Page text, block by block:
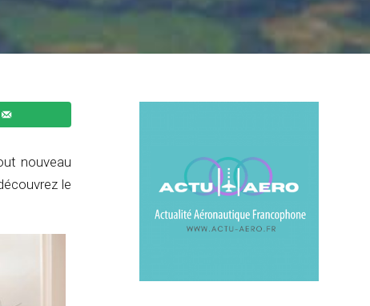
nouveau
le